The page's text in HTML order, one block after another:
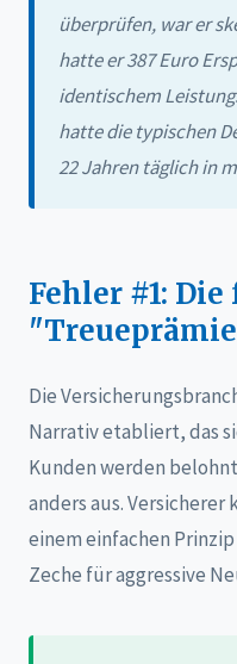
überprüfen, war er
hatte er 387 Euro
identischem
hatte die typischen
22 Jahren täglich in
Fehler #1:
Die
Narrativ etabliert, das
Kunden werden
anders aus.
einem einfachen
Zeche für aggressive